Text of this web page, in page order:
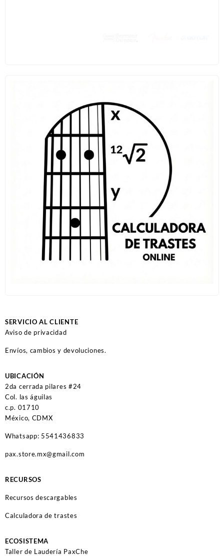
SERVICIO AL CLIENTE
Aviso de privacidad
Envíos, cambios y devoluciones.
UBICACIÓN
2da cerrada pilares #24
Col. las águilas
c.p. 01710
México, CDMX
Whatsapp: 5541436833
pax.store.mx@gmail.com
RECURSOS
Recursos descargables
Calculadora de trastes
ECOSISTEMA
Taller de Laudería PaxChe